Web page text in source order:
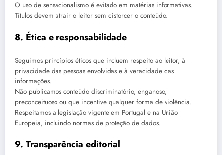
O uso de sensacionalismo é evitado em matérias informativas.
Títulos devem atrair o leitor sem distorcer o conteúdo.
8. Ética e responsabilidade
Seguimos princípios éticos que incluem respeito ao leitor, à
privacidade das pessoas envolvidas e à veracidade das
informações.
Não publicamos conteúdo discriminatório, enganoso,
preconceituoso ou que incentive qualquer forma de violência.
Respeitamos a legislação vigente em Portugal e na União
Europeia, incluindo normas de proteção de dados.
9. Transparência editorial